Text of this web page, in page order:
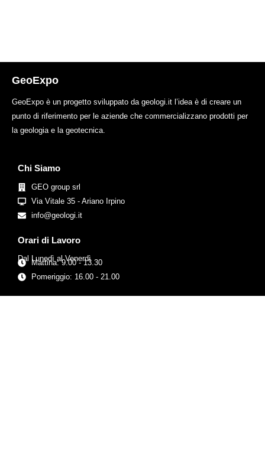
GeoExpo
GeoExpo è un progetto sviluppato da geologi.it l’idea è di creare un
punto di riferimento per le aziende che commercializzano prodotti per
la geologia e la geotecnica.
Chi Siamo
GEO group srl
Via Vitale 35 - Ariano Irpino
info@geologi.it
Orari di Lavoro
Dal Lunedì al Venerdì
Mattina: 9.00 - 13.30
Pomeriggio: 16.00 - 21.00